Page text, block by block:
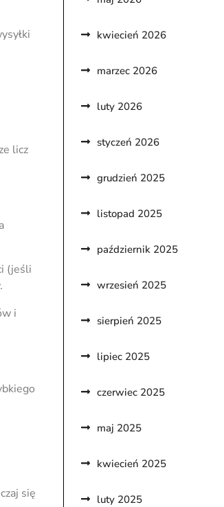
licz
(jeśli
i
się
kwiecień 2026
marzec 2026
luty 2026
styczeń 2026
grudzień 2025
listopad 2025
październik 2025
wrzesień 2025
sierpień 2025
lipiec 2025
czerwiec 2025
maj 2025
kwiecień 2025
luty 2025